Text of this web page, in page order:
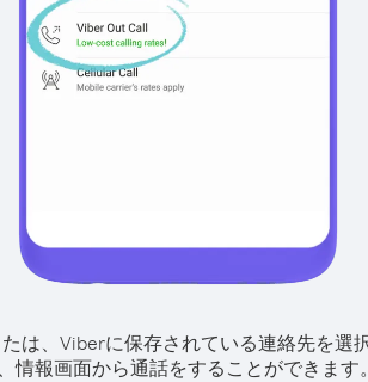
たは、Viberに保存されている連絡先を選
情報画面から通話をすることができます。